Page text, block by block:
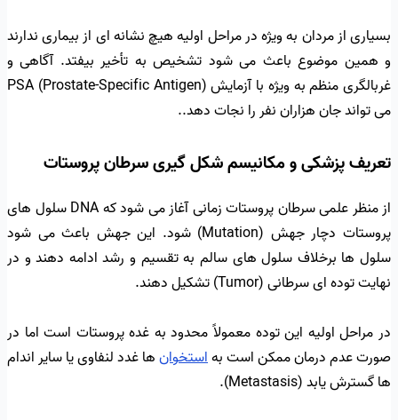
بسیاری از مردان به ویژه در مراحل اولیه هیچ نشانه ای از بیماری ندارند
و همین موضوع باعث می شود تشخیص به تأخیر بیفتد. آگاهی و
غربالگری منظم به ویژه با آزمایش PSA (Prostate-Specific Antigen)
می تواند جان هزاران نفر را نجات دهد..
تعریف پزشکی و مکانیسم شکل گیری سرطان پروستات
از منظر علمی سرطان پروستات زمانی آغاز می شود که DNA سلول های
پروستات دچار جهش (Mutation) شود. این جهش باعث می شود
سلول ها برخلاف سلول های سالم به تقسیم و رشد ادامه دهند و در
نهایت توده ای سرطانی (Tumor) تشکیل دهند.
در مراحل اولیه این توده معمولاً محدود به غده پروستات است اما در
صورت عدم درمان ممکن است بهاستخوانها غدد لنفاوی یا سایر اندام
ها گسترش یابد (Metastasis).